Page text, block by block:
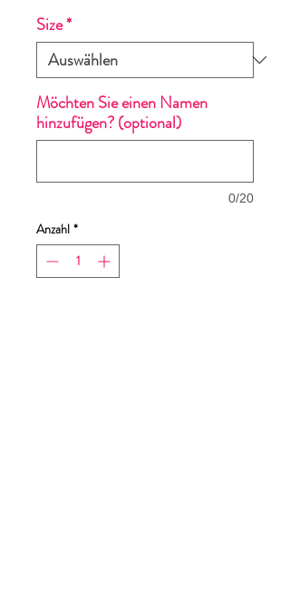
Size*
Möchten Sie einen Namen
hinzufügen? (optional)
0/20
Anzahl *